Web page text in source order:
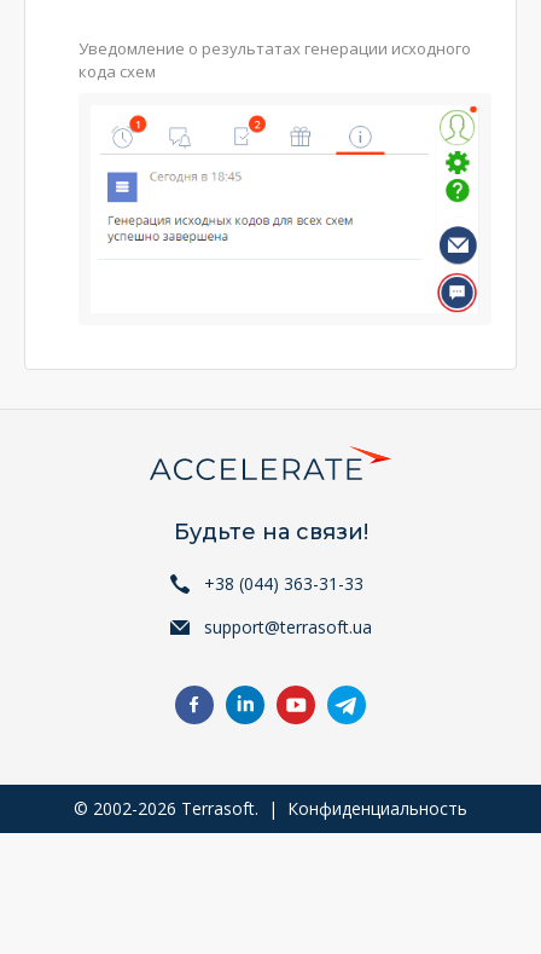
Уведомление о результатах генерации исходного
кода схем
Будьте на связи!
+38 (044) 363-31-33
support@terrasoft.ua
© 2002-2026 Terrasoft. | Конфиденциальность